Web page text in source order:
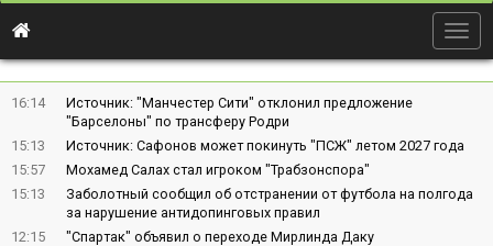
16:14
Источник: "Манчестер Сити" отклонил предложение
"Барселоны" по трансферу Родри
15:13
Источник: Сафонов может покинуть "ПСЖ" летом 2027 года
15:57
Мохамед Салах стал игроком "Трабзонспора"
15:13
Заболотный сообщил об отстранении от футбола на полгода
за нарушение антидопинговых правил
12:15
"Спартак" объявил о переходе Мирлинда Даку